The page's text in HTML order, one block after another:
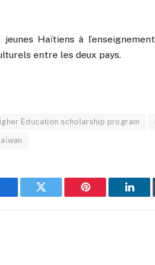
Haïtiens à
entre les deux pays.
Education scholarship program
Twitter Pinterest